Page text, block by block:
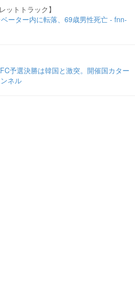
ットトラック】
ーター内に転落、69歳男性死亡 - fnn-
予選決勝は韓国と激突。開催国カター
ネル